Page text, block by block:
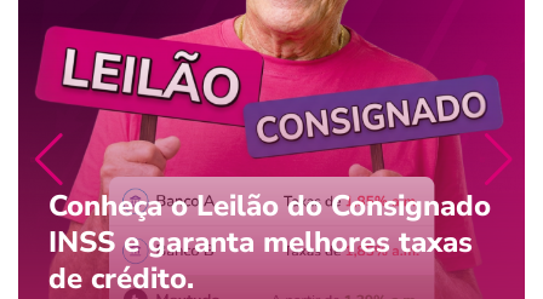
Conheça o Leilão do Consignado
INSS e garanta melhores taxas
de crédito.